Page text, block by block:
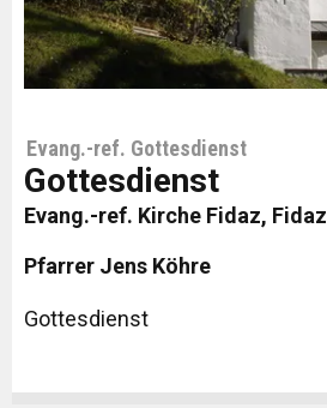
Evang.-ref. Gottesdienst
Gottesdienst
Evang.-ref. Kirche Fidaz, Fidaz
Pfarrer Jens Köhre
Gottesdienst